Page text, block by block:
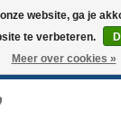
Snelle
Bel of mail om een
website, ga je
te verbeteren.
Meer over cookies »